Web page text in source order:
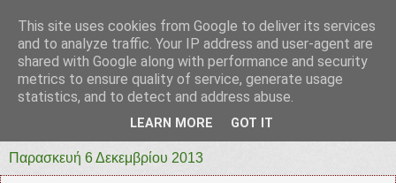
prototypia
"ΠΡΩΤΟΤΥΠΙΑ" * ΑΝΕΞΑΡΤΗΤΗ-ΗΛΕΚΤΡΟΝΙΚΗ-
Παρασκευή 6 Δεκεμβρίου 2013
This site uses cookies from Google to deliver its services
and to analyze traffic. Your IP address and user-agent are
shared with Google along with performance and security
metrics to ensure quality of service, generate usage
statistics, and to detect and address abuse.
LEARN MORE GOT IT